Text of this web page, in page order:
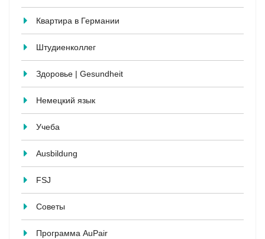
Квартира в Германии
Штудиенколлег
Здоровье | Gesundheit
Немецкий язык
Учеба
Ausbildung
FSJ
Советы
Программа AuPair